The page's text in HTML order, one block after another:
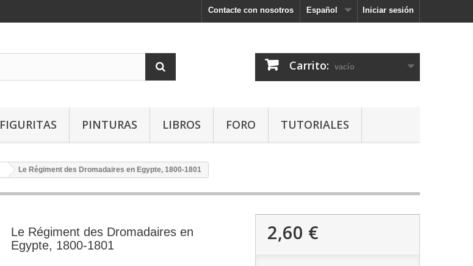
Iniciar sesión
Español
Contacte con nosotros
Carrito: vacío
FIGURITAS PINTURAS LIBROS FORO TUTORIALES
Le Régiment des Dromadaires en Egypte, 1800-1801
Le Régiment des Dromadaires en
Egypte, 1800-1801
2,60 €